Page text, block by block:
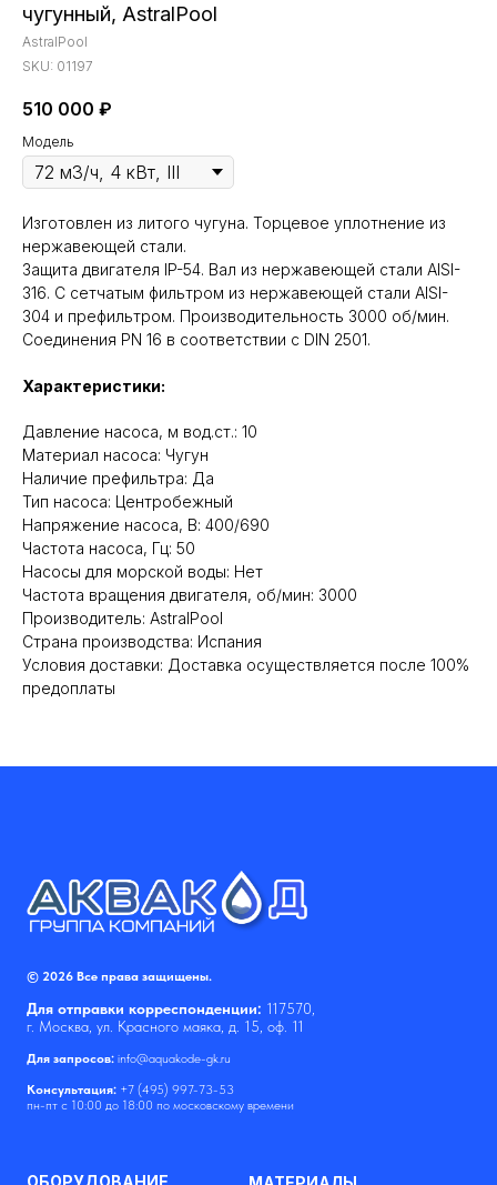
чугунный, AstralPool
AstralPool
SKU: 01197
510 000 ₽
Модель
Изготовлен из литого чугуна. Торцевое уплотнение из
нержавеющей стали.
Защита двигателя IP-54. Вал из нержавеющей стали AISI-
316. С сетчатым фильтром из нержавеющей стали AISI-
304 и префильтром. Производительность 3000 об/мин.
Соединения PN 16 в соответствии с DIN 2501.
Характеристики:
Давление насоса, м вод.ст.: 10
Материал насоса: Чугун
Наличие префильтра: Да
Тип насоса: Центробежный
Напряжение насоса, В: 400/690
Частота насоса, Гц: 50
Насосы для морской воды: Нет
Частота вращения двигателя, об/мин: 3000
Производитель: AstralPool
Cтрана производства: Испания
Условия доставки: Доставка осуществляется после 100%
предоплаты
© 2026 Все права защищены.
Для отправки корреспонденции: 117570,
г. Москва, ул. Красного маяка, д. 15, оф. 11
Для запросов: info@aquakode-gk.ru
Консультация: +7 (495) 997-73-53
пн-пт с 10:00 до 18:00 по московскому времени